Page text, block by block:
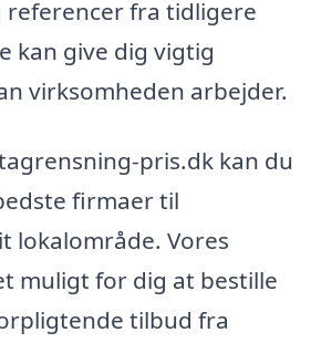
referencer fra tidligere
kan give dig vigtig
virksomheden arbejder.
pris.dk kan du
firmaer til
lokalområde. Vores
muligt for dig at bestille
tilbud fra